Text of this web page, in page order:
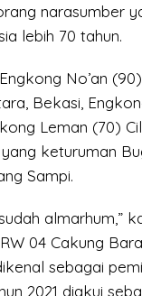
narasumber
lebih 70 tahun.
No’an
Bekasi,
Leman (70)
keturuman
Sampi.
almarhum,”
04 Cakung
sebagai
2021 diakui